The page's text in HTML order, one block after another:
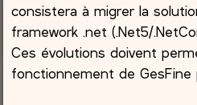
consistera à migrer la
framework .net (.Net5/
Ces évolutions doivent
fonctionnement de GesFine